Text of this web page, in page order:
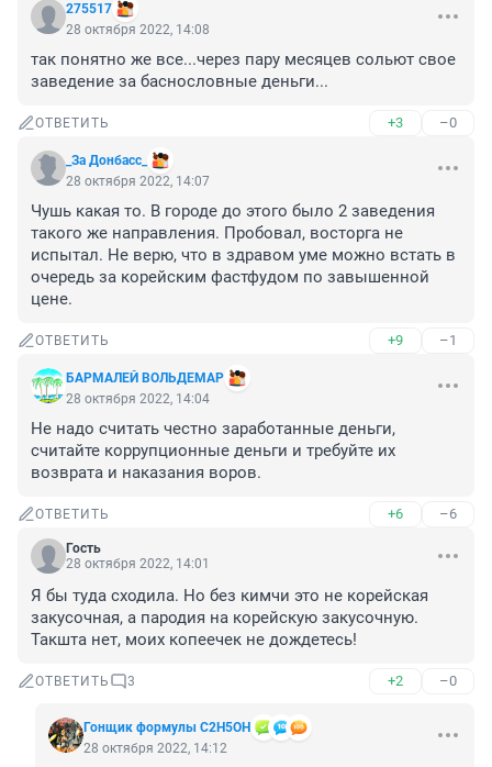
275517
28 октября 2022, 14:08
так понятно же все...через пару месяцев сольют свое
заведение за баснословные деньги...
ОТВЕТИТЬ +3 –0
_За Донбасс_
28 октября 2022, 14:07
Чушь какая то. В городе до этого было 2 заведения
такого же направления. Пробовал, восторга не
испытал. Не верю, что в здравом уме можно встать в
очередь за корейским фастфудом по завышенной
цене.
ОТВЕТИТЬ +9 –1
БАРМАЛЕЙ ВОЛЬДЕМАР
28 октября 2022, 14:04
Не надо считать честно заработанные деньги,
считайте коррупционные деньги и требуйте их
возврата и наказания воров.
ОТВЕТИТЬ +6 –6
Гость
28 октября 2022, 14:01
Я бы туда сходила. Но без кимчи это не корейская
закусочная, а пародия на корейскую закусочную.
Такшта нет, моих копеечек не дождетесь!
ОТВЕТИТЬ 3 +2 –0
Гонщик формулы C2H5OH
28 октября 2022, 14:12